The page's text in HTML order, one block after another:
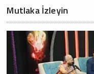
Mutlaka İzleyin